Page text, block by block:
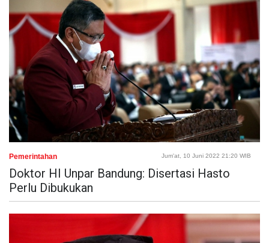
Pemerintahan Jum'at, 10 Juni 2022 21:20 WIB
Doktor HI Unpar Bandung: Disertasi Hasto
Perlu Dibukukan